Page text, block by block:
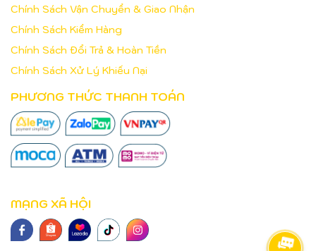
Chính Sách Vận Chuyển & Giao Nhận
Chính Sách Kiểm Hàng
Chính Sách Đổi Trả & Hoàn Tiền
Chính Sách Xử Lý Khiếu Nại
PHƯƠNG THỨC THANH TOÁN
MẠNG XÃ HỘI